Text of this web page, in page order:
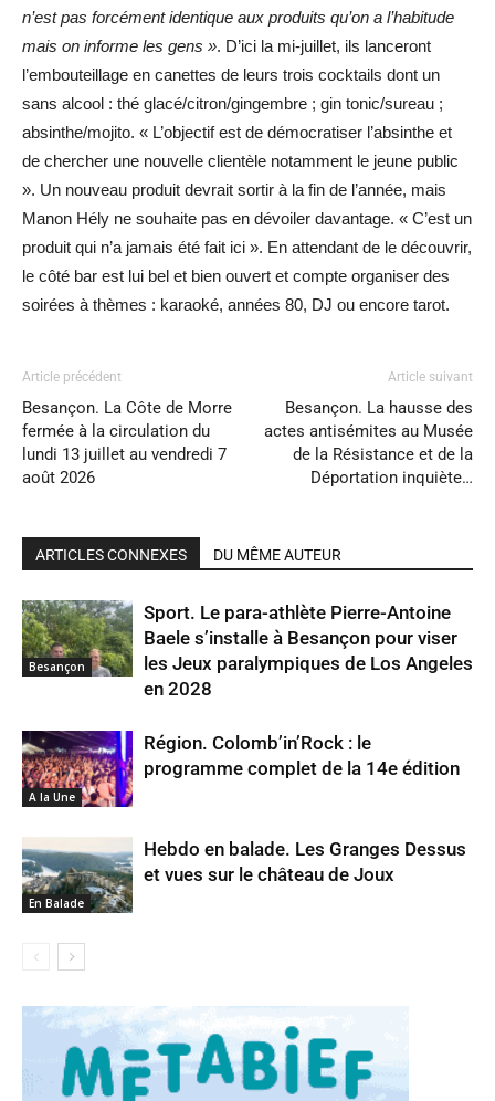
n’est pas forcément identique aux produits qu’on a l’habitude
mais on informe les gens ». D’ici la mi-juillet, ils lanceront
l’embouteillage en canettes de leurs trois cocktails dont un
sans alcool : thé glacé/citron/gingembre ; gin tonic/sureau ;
absinthe/mojito. « L’objectif est de démocratiser l’absinthe et
de chercher une nouvelle clientèle notamment le jeune public
». Un nouveau produit devrait sortir à la fin de l’année, mais
Manon Hély ne souhaite pas en dévoiler davantage. « C’est un
produit qui n’a jamais été fait ici ». En attendant de le découvrir,
le côté bar est lui bel et bien ouvert et compte organiser des
soirées à thèmes : karaoké, années 80, DJ ou encore tarot.
Article précédent
Besançon. La Côte de Morre
fermée à la circulation du
lundi 13 juillet au vendredi 7
août 2026
Article suivant
Besançon. La hausse des
actes antisémites au Musée
de la Résistance et de la
Déportation inquiète…
ARTICLES CONNEXES DU MÊME AUTEUR
Besançon
Sport. Le para-athlète Pierre-Antoine
Baele s’installe à Besançon pour viser
les Jeux paralympiques de Los Angeles
en 2028
A la Une
Région. Colomb’in’Rock : le
programme complet de la 14e édition
En Balade
Hebdo en balade. Les Granges Dessus
et vues sur le château de Joux